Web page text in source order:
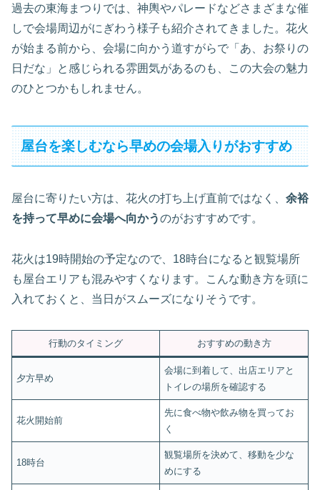
過去の東海まつりでは、神輿やパレードなどさまざまな催
しで会場周辺がにぎわう様子も紹介されてきました。花火
が始まる前から、会場に向かう道すがらで「あ、お祭りの
日だな」と感じられる雰囲気があるのも、この大会の魅力
のひとつかもしれません。
屋台を楽しむなら早めの会場入りがおすすめ
屋台に寄りたい方は、花火の打ち上げ直前ではなく、 余裕
を持って早めに会場へ向かうのがおすすめです。
花火は19時開始の予定なので、18時台になると観覧場所
も屋台エリアも混みやすくなります。こんな動き方を頭に
入れておくと、当日がスムーズになりそうです。
行動のタイミング おすすめの動き方
夕方早め
会場に到着して、出店エリアと
トイレの場所を確認する
花火開始前
先に食べ物や飲み物を買ってお
く
18時台
観覧場所を決めて、移動を少な
めにする